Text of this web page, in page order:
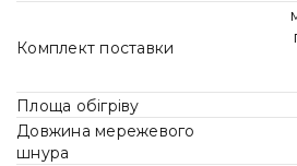
Комплект поставки
Площа обігріву
Довжина мережевого
шнура